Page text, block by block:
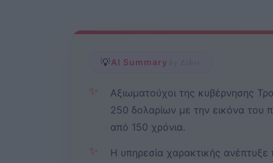
💡AI Summary by Libre
✨
Αξιωματούχοι της κυβέρνησης
250 δολαρίων με την εικόνα του
από 150 χρόνια.
✨
Η υπηρεσία χαρακτικής